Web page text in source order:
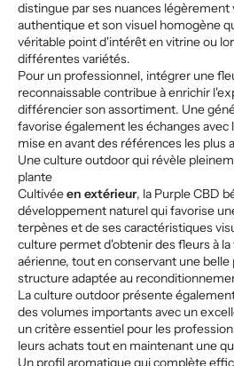
distingue par ses nuances
authentique et son visuel homogène
véritable point d'intérêt en vitrine ou
différentes variétés.
Pour un professionnel, intégrer une
reconnaissable contribue à enrichir
différencier son assortiment. Une
favorise également les échanges avec
mise en avant des références les plus
Une culture outdoor qui révèle
plante
Cultivéeen extérieur, la Purple CBD
développement naturel qui favorise
terpènes et de ses caractéristiques
culture permet d'obtenir des fleurs à
aérienne, tout en conservant une
structure adaptée au
La culture outdoor présente
des volumes importants avec un
un critère essentiel pour les
leurs achats tout en maintenant une
Un profil aromatique qui complète